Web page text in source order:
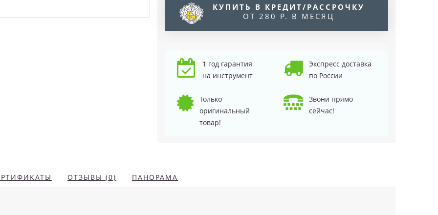
КУПИТЬ В КРЕДИТ/РАССРОЧКУ
ОТ 280 Р. В МЕСЯЦ
1 год гарантия
на инструмент
Экспресс доставка
по России
Только
оригинальный
товар!
Звони прямо
сейчас!
ОТЗЫВЫ (0) ПАНОРАМА